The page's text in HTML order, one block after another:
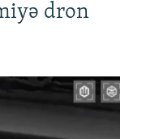
dron